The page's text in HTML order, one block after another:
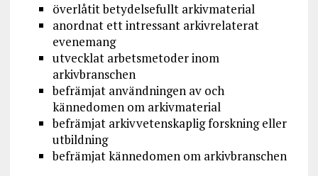
överlåtit betydelsefullt arkivmaterial
anordnat ett intressant arkivrelaterat
evenemang
utvecklat arbetsmetoder inom
arkivbranschen
befrämjat användningen av och
kännedomen om arkivmaterial
befrämjat arkivvetenskaplig forskning eller
utbildning
befrämjat kännedomen om arkivbranschen